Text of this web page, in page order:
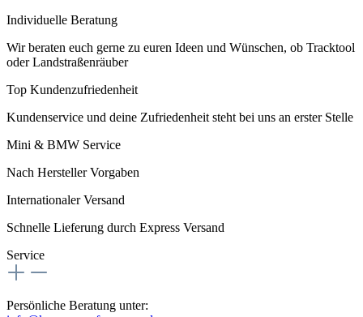
Individuelle Beratung
Wir beraten euch gerne zu euren Ideen und Wünschen, ob Tracktool
oder Landstraßenräuber
Top Kundenzufriedenheit
Kundenservice und deine Zufriedenheit steht bei uns an erster Stelle
Mini & BMW Service
Nach Hersteller Vorgaben
Internationaler Versand
Schnelle Lieferung durch Express Versand
Service
Persönliche Beratung unter: